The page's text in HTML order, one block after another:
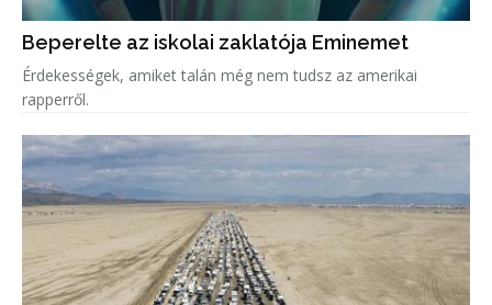
Beperelte az iskolai zaklatója Eminemet
Érdekességek, amiket talán még nem tudsz az amerikai
rapperről.